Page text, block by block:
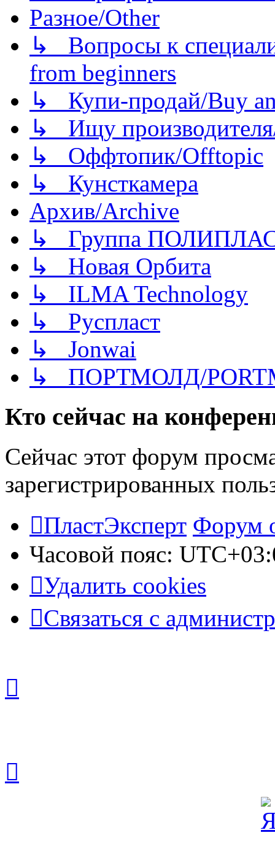
Разное/Other
↳ Вопросы к
from beginners
↳ Купи-продай/Buy
↳ Ищу
↳ Оффтопик/Offtopic
↳ Кунсткамера
Архив/Archive
↳ Группа
↳ Новая Орбита
↳ ILMA Technology
↳ Руспласт
↳ Jonwai
↳ ПОРТМОЛД/
Кто сейчас на
Сейчас этот форум
зарегистрированных
ПластЭксперт Форум
Часовой пояс:
Удалить cookies
Связаться с